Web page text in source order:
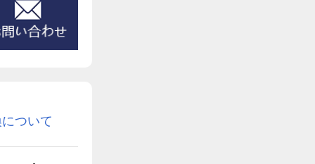
ついて